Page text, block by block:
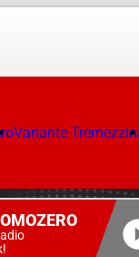
Variante